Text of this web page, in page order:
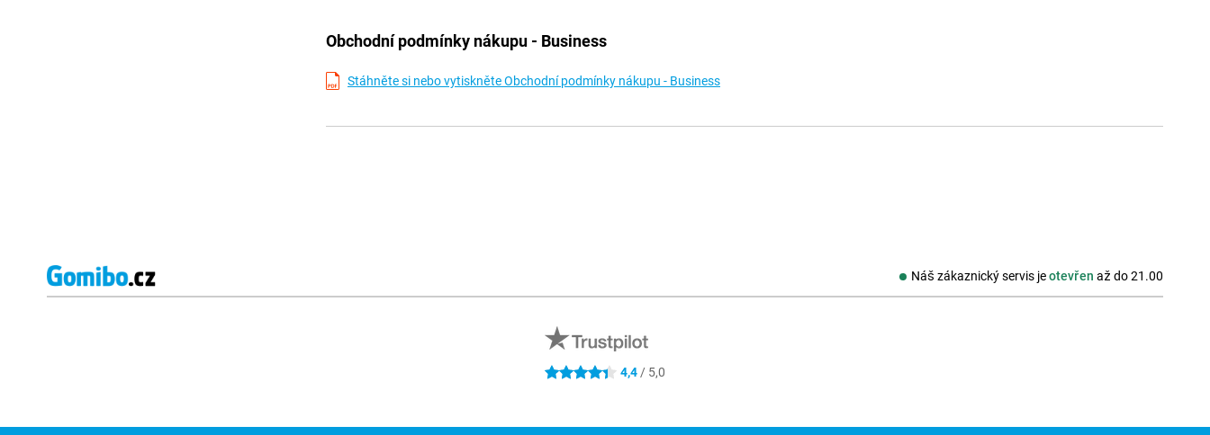
Obchodní podmínky nákupu - Business
Stáhněte si nebo vytiskněte Obchodní podmínky nákupu - Business
Náš zákaznický servis jeotevřen až do21.00
4.4 hvězdičky4,4 / 5,0